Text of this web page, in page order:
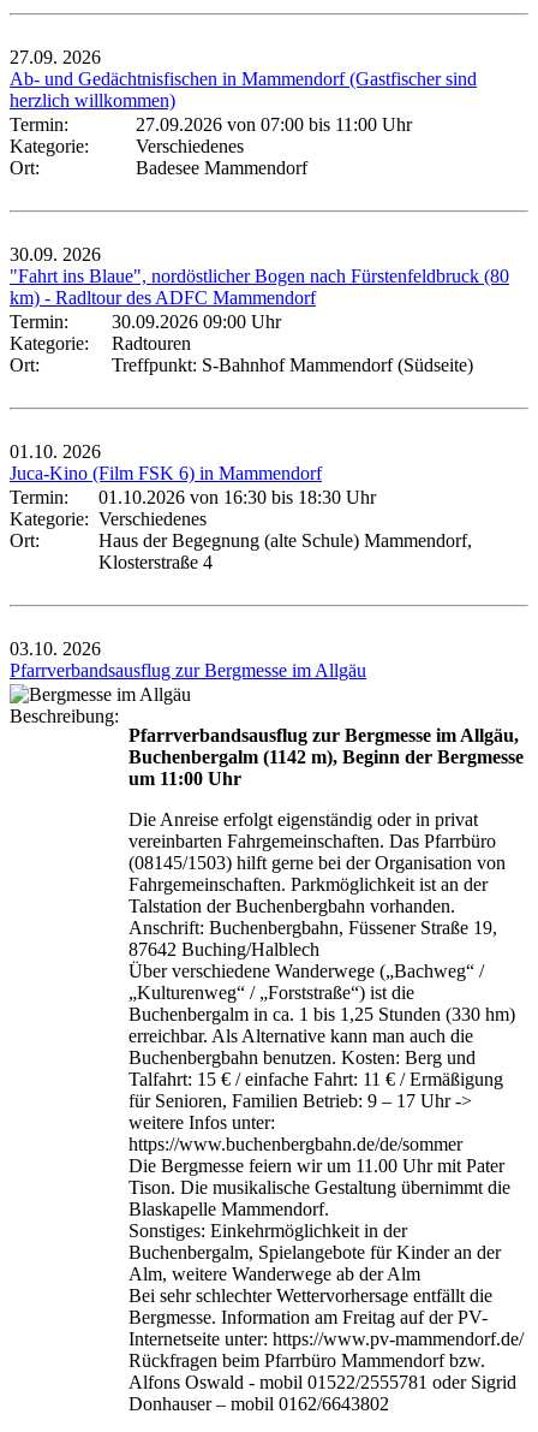
27.09. 2026
Ab- und Gedächtnisfischen in Mammendorf (Gastfischer sind
herzlich willkommen)
Termin:
27.09.2026 von 07:00 bis 11:00 Uhr
Kategorie:
Verschiedenes
Ort:
Badesee Mammendorf
30.09. 2026
"Fahrt ins Blaue", nordöstlicher Bogen nach Fürstenfeldbruck (80
km) - Radltour des ADFC Mammendorf
Termin:
30.09.2026 09:00 Uhr
Kategorie:
Radtouren
Ort:
Treffpunkt: S-Bahnhof Mammendorf (Südseite)
01.10. 2026
Juca-Kino (Film FSK 6) in Mammendorf
Termin:
01.10.2026 von 16:30 bis 18:30 Uhr
Kategorie: Verschiedenes
Ort:
Haus der Begegnung (alte Schule) Mammendorf,
Klosterstraße 4
03.10. 2026
Pfarrverbandsausflug zur Bergmesse im Allgäu
Beschreibung:
Pfarrverbandsausflug zur Bergmesse im Allgäu,
Buchenbergalm (1142 m), Beginn der Bergmesse
um 11:00 Uhr
Die Anreise erfolgt eigenständig oder in privat
vereinbarten Fahrgemeinschaften. Das Pfarrbüro
(08145/1503) hilft gerne bei der Organisation von
Fahrgemeinschaften. Parkmöglichkeit ist an der
Talstation der Buchenbergbahn vorhanden.
Anschrift: Buchenbergbahn, Füssener Straße 19,
87642 Buching/Halblech
Über verschiedene Wanderwege („Bachweg“ /
„Kulturenweg“ / „Forststraße“) ist die
Buchenbergalm in ca. 1 bis 1,25 Stunden (330 hm)
erreichbar. Als Alternative kann man auch die
Buchenbergbahn benutzen. Kosten: Berg und
Talfahrt: 15 € / einfache Fahrt: 11 € / Ermäßigung
für Senioren, Familien Betrieb: 9 – 17 Uhr ->
weitere Infos unter:
https://www.buchenbergbahn.de/de/sommer
Die Bergmesse feiern wir um 11.00 Uhr mit Pater
Tison. Die musikalische Gestaltung übernimmt die
Blaskapelle Mammendorf.
Sonstiges: Einkehrmöglichkeit in der
Buchenbergalm, Spielangebote für Kinder an der
Alm, weitere Wanderwege ab der Alm
Bei sehr schlechter Wettervorhersage entfällt die
Bergmesse. Information am Freitag auf der PV-
Internetseite unter: https://www.pv-mammendorf.de/
Rückfragen beim Pfarrbüro Mammendorf bzw.
Alfons Oswald - mobil 01522/2555781 oder Sigrid
Donhauser – mobil 0162/6643802